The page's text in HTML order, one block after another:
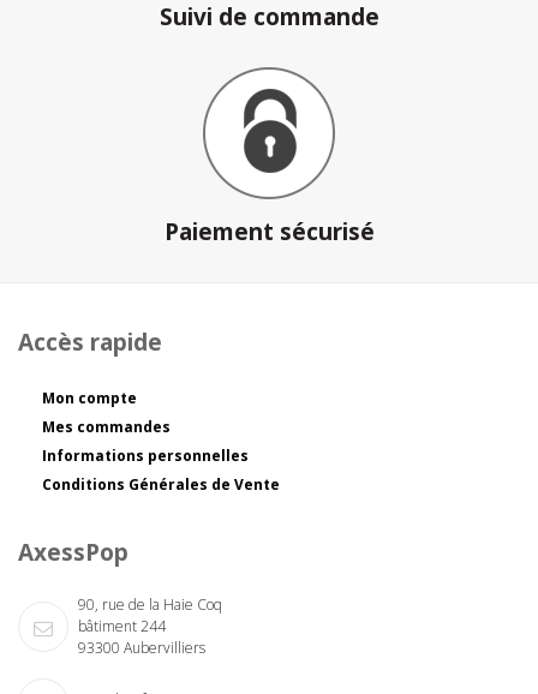
Suivi de commande
Paiement sécurisé
Accès rapide
Mon compte
Mes commandes
Informations personnelles
Conditions Générales de Vente
AxessPop
90, rue de la Haie Coq
bâtiment 244
93300 Aubervilliers